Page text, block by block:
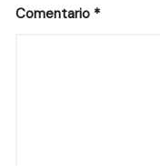
Comentario *